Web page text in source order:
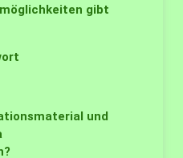
gibt
und